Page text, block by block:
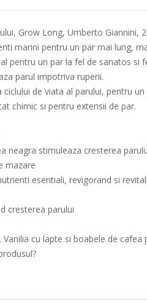
Grow Long, Umberto Giannini,
marini pentru un par mai lung,
pentru un par la fel de sanatos
parul impotriva ruperii.
de viata al parului, pentru
chimic si pentru extensii de par.
neagra stimuleaza cresterea
mazare
esentiali, revigorand si
cresterea parului
cu lapte si boabele de